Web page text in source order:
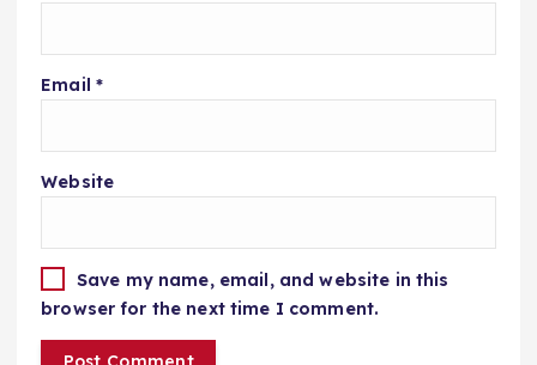
Email *
Website
Save my name, email, and website in this
browser for the next time I comment.